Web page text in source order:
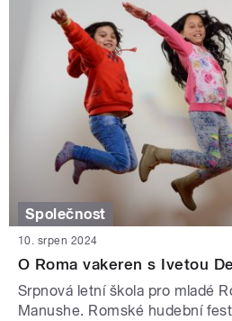
Společnost
10. srpen 2024
O Roma vakeren s Ivetou
Srpnová letní škola pro mladé
Manushe. Romské hudební